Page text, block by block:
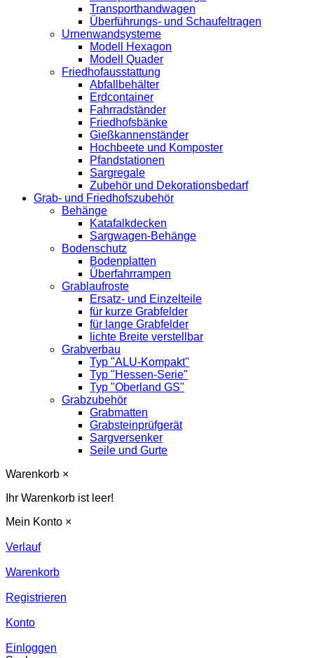
Transporthandwagen
Überführungs- und Schaufeltragen
Urnenwandsysteme
Modell Hexagon
Modell Quader
Friedhofausstattung
Abfallbehälter
Erdcontainer
Fahrradständer
Friedhofsbänke
Gießkannenständer
Hochbeete und Komposter
Pfandstationen
Sargregale
Zubehör und Dekorationsbedarf
Grab- und Friedhofszubehör
Behänge
Katafalkdecken
Sargwagen-Behänge
Bodenschutz
Bodenplatten
Überfahrrampen
Grablaufroste
Ersatz- und Einzelteile
für kurze Grabfelder
für lange Grabfelder
lichte Breite verstellbar
Grabverbau
Typ "ALU-Kompakt"
Typ "Hessen-Serie"
Typ "Oberland GS"
Grabzubehör
Grabmatten
Grabsteinprüfgerät
Sargversenker
Seile und Gurte
Warenkorb ×
Ihr Warenkorb ist leer!
Mein Konto ×
Verlauf
Warenkorb
Registrieren
Konto
Einloggen